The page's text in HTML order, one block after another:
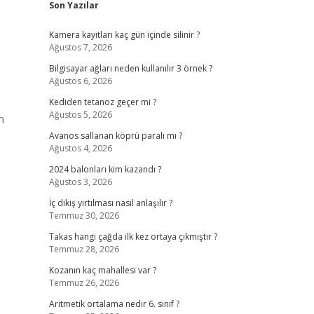
Son Yazılar
Kamera kayıtları kaç gün içinde silinir ?
Ağustos 7, 2026
Bilgisayar ağları neden kullanılır 3 örnek ?
Ağustos 6, 2026
Kediden tetanoz geçer mi ?
Ağustos 5, 2026
Avanos sallanan köprü paralı mı ?
Ağustos 4, 2026
2024 balonları kim kazandı ?
Ağustos 3, 2026
İç dikiş yırtılması nasıl anlaşılır ?
Temmuz 30, 2026
Takas hangi çağda ilk kez ortaya çıkmıştır ?
Temmuz 28, 2026
Kozanın kaç mahallesi var ?
Temmuz 26, 2026
Aritmetik ortalama nedir 6. sınıf ?